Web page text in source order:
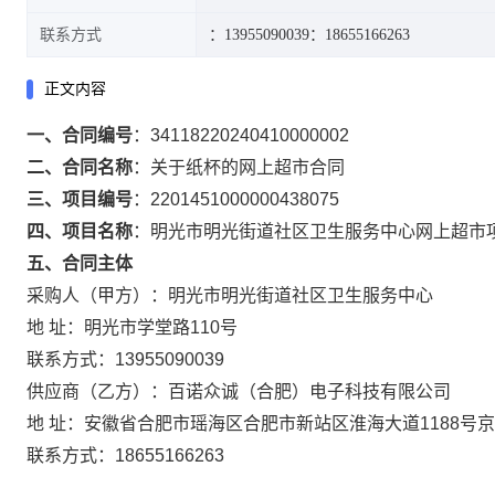
联系方式 ：13955090039：18655166263
正文内容
一、合同编号： 34118220240410000002
二、合同名称： 关于纸杯的网上超市合同
三、项目编号： 2201451000000438075
四、项目名称： 明光市明光街道社区卫生服务中心网上超市
五、合同主体
采购人（甲方）： 明光市明光街道社区卫生服务中心
地 址： 明光市学堂路110号
联系方式： 13955090039
供应商（乙方）： 百诺众诚（合肥）电子科技有限公司
地 址： 安徽省合肥市瑶海区合肥市新站区淮海大道1188号
联系方式： 18655166263